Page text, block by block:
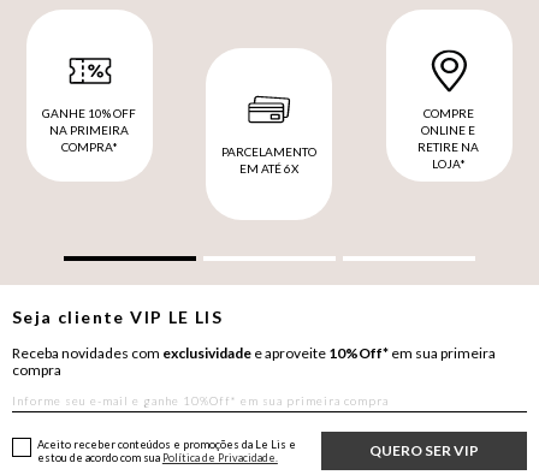
GANHE 10% OFF
NA PRIMEIRA
COMPRA*
PARCELAMENTO
EM ATÉ 6X
COMPRE
ONLINE E
RETIRE NA
LOJA*
Seja clienteVIP LE LIS
Receba novidades com exclusividade e aproveite 10%Off* em sua primeira
compra
QUERO SER VIP
Aceito receber conteúdos e promoções da Le Lis e
estou de acordo com sua Política de Privacidade.